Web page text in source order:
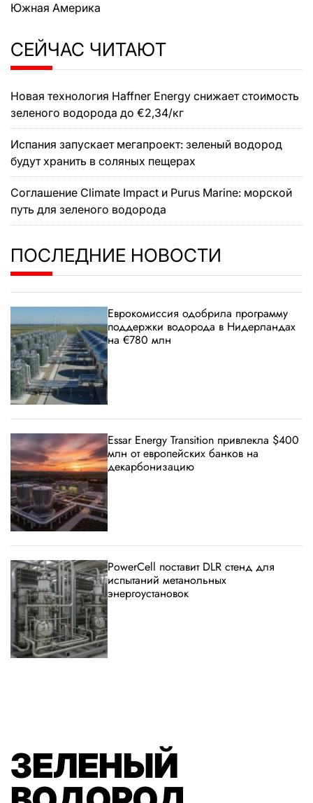
Южная Америка
СЕЙЧАС ЧИТАЮТ
Новая технология Haffner Energy снижает стоимость
зеленого водорода до €2,34/кг
Испания запускает мегапроект: зеленый водород
будут хранить в соляных пещерах
Соглашение Climate Impact и Purus Marine: морской
путь для зеленого водорода
ПОСЛЕДНИЕ НОВОСТИ
Еврокомиссия одобрила программу
поддержки водорода в Нидерландах
на €780 млн
Essar Energy Transition привлекла $400
млн от европейских банков на
декарбонизацию
PowerCell поставит DLR стенд для
испытаний метанольных
энергоустановок
ЗЕЛЕНЫЙ